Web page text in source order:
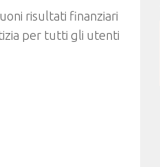
risultati finanziari
per tutti gli utenti